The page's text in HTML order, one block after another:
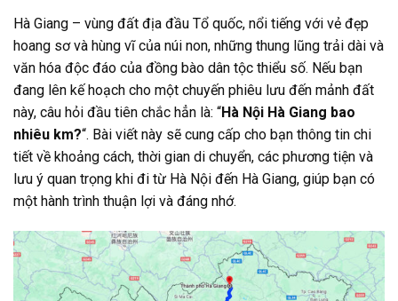
Hà Giang – vùng đất địa đầu Tổ quốc, nổi tiếng với vẻ đẹp
hoang sơ và hùng vĩ của núi non, những thung lũng trải dài và
văn hóa độc đáo của đồng bào dân tộc thiểu số. Nếu bạn
đang lên kế hoạch cho một chuyến phiêu lưu đến mảnh đất
này, câu hỏi đầu tiên chắc hẳn là: “Hà Nội Hà Giang bao
nhiêu km?“. Bài viết này sẽ cung cấp cho bạn thông tin chi
tiết về khoảng cách, thời gian di chuyển, các phương tiện và
lưu ý quan trọng khi đi từ Hà Nội đến Hà Giang, giúp bạn có
một hành trình thuận lợi và đáng nhớ.